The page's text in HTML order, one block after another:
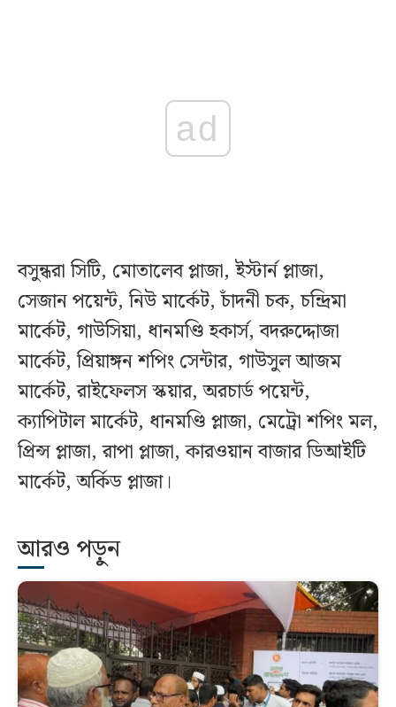
ad
বসুন্ধরা সিটি, মোতালেব প্লাজা, ইস্টার্ন প্লাজা,
সেজান পয়েন্ট, নিউ মার্কেট, চাঁদনী চক, চন্দ্রিমা
মার্কেট, গাউসিয়া, ধানমণ্ডি হকার্স, বদরুদ্দোজা
মার্কেট, প্রিয়াঙ্গন শপিং সেন্টার, গাউসুল আজম
মার্কেট, রাইফেলস স্কয়ার, অরচার্ড পয়েন্ট,
ক্যাপিটাল মার্কেট, ধানমণ্ডি প্লাজা, মেট্রো শপিং মল,
প্রিন্স প্লাজা, রাপা প্লাজা, কারওয়ান বাজার ডিআইটি
মার্কেট, অর্কিড প্লাজা।
আরও পড়ুন